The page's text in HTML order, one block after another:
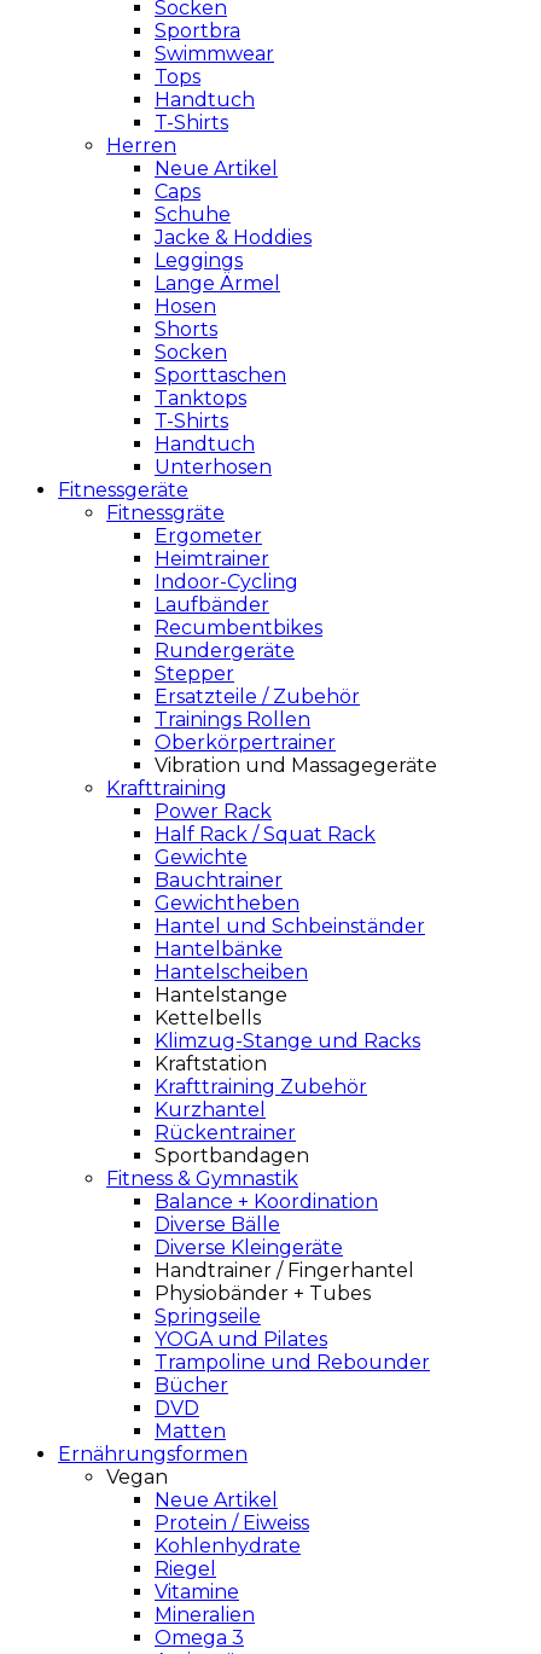
Socken
Sportbra
Swimmwear
Tops
Handtuch
T-Shirts
Herren
Neue Artikel
Caps
Schuhe
Jacke & Hoddies
Leggings
Lange Ärmel
Hosen
Shorts
Socken
Sporttaschen
Tanktops
T-Shirts
Handtuch
Unterhosen
Fitnessgeräte
Fitnessgräte
Ergometer
Heimtrainer
Indoor-Cycling
Laufbänder
Recumbentbikes
Rundergeräte
Stepper
Ersatzteile / Zubehör
Trainings Rollen
Oberkörpertrainer
Vibration und Massagegeräte
Krafttraining
Power Rack
Half Rack / Squat Rack
Gewichte
Bauchtrainer
Gewichtheben
Hantel und Schbeinständer
Hantelbänke
Hantelscheiben
Hantelstange
Kettelbells
Klimzug-Stange und Racks
Kraftstation
Krafttraining Zubehör
Kurzhantel
Rückentrainer
Sportbandagen
Fitness & Gymnastik
Balance + Koordination
Diverse Bälle
Diverse Kleingeräte
Handtrainer / Fingerhantel
Physiobänder + Tubes
Springseile
YOGA und Pilates
Trampoline und Rebounder
Bücher
DVD
Matten
Ernährungsformen
Vegan
Neue Artikel
Protein / Eiweiss
Kohlenhydrate
Riegel
Vitamine
Mineralien
Omega 3